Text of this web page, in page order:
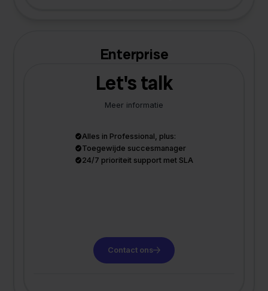
Enterprise
Let's talk
Meer informatie
Alles in Professional, plus:
Toegewijde succesmanager
24/7 prioriteit support met SLA
Contact ons